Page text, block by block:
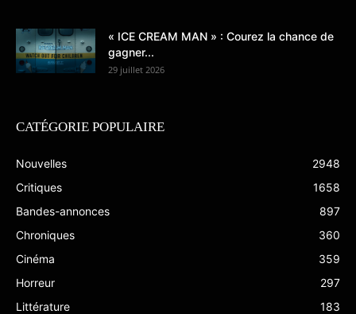
« ICE CREAM MAN » : Courez la chance de
gagner...
29 juillet 2026
CATÉGORIE POPULAIRE
Nouvelles
2948
Critiques
1658
Bandes-annonces
897
Chroniques
360
Cinéma
359
Horreur
297
Littérature
183